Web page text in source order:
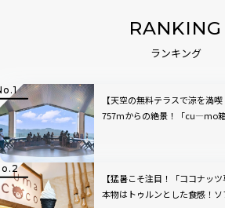
RANKING
ランキング
【天空の無料テラスで涼を満
757mからの絶景！「cu―mo
【猛暑こそ注目！「ココナッ
本物はトゥルンとした食感！